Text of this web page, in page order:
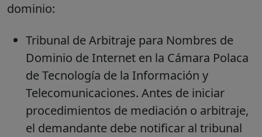
dominio:
Tribunal de Arbitraje para Nombres de
Dominio de Internet en la Cámara Polaca
de Tecnología de la Información y
Telecomunicaciones. Antes de iniciar
procedimientos de mediación o arbitraje,
el demandante debe notificar al tribunal